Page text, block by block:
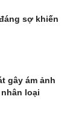
sợ khiến
gây ám ảnh
loại